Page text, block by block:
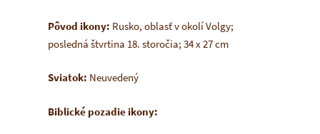
Pôvod ikony: Rusko, oblasť v okolí Volgy;
posledná štvrtina 18. storočia; 34 x 27 cm
Sviatok: Neuvedený
Biblické pozadie ikony: